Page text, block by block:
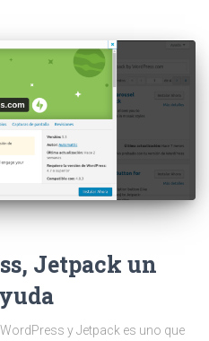
Jetpack un
y Jetpack es uno que